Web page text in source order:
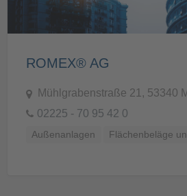
ROMEX® AG
Mühlgrabenstraße 21, 53340
02225 - 70 95 42 0
Außenanlagen Flächenbeläge